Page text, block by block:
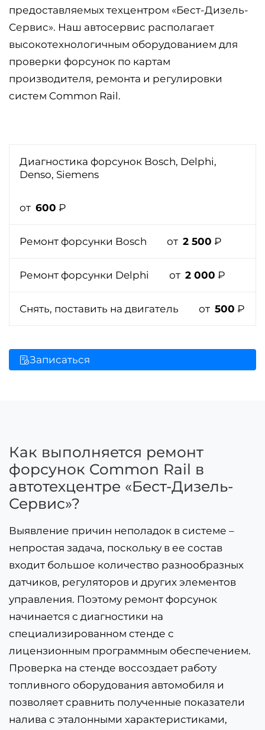
предоставляемых техцентром «Бест-Дизель-
Сервис». Наш автосервис располагает
высокотехнологичным оборудованием для
проверки форсунок по картам
производителя, ремонта и регулировки
систем Common Rail.
Диагностика форсунок Bosch, Delphi,
Denso, Siemens
от 600 ₽
Ремонт форсунки Bosch от 2 500 ₽
Ремонт форсунки Delphi от 2 000 ₽
Снять, поставить на двигатель от 500 ₽
Записаться
Как выполняется ремонт
форсунок Common Rail в
автотехцентре «Бест-Дизель-
Сервис»?
Выявление причин неполадок в системе –
непростая задача, поскольку в ее состав
входит большое количество разнообразных
датчиков, регуляторов и других элементов
управления. Поэтому ремонт форсунок
начинается с диагностики на
специализированном стенде с
лицензионным программным обеспечением.
Проверка на стенде воссоздает работу
топливного оборудования автомобиля и
позволяет сравнить полученные показатели
налива с эталонными характеристиками,